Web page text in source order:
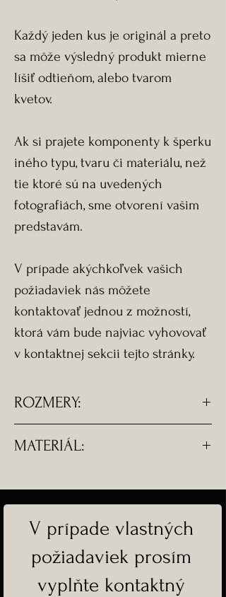
Každý jeden kus je originál a preto
sa môže výsledný produkt mierne
líšiť odtieňom, alebo tvarom
kvetov.
Ak si prajete komponenty k šperku
iného typu, tvaru či materiálu, než
tie ktoré sú na uvedených
fotografiách, sme otvorení vašim
predstavám.
V prípade akýchkoľvek vašich
požiadaviek nás môžete
kontaktovať jednou z možností,
ktorá vám bude najviac vyhovovať
v kontaktnej sekcii tejto stránky.
ROZMERY:
-Rozmery náušnice - Ø 1,5 cm
-Dĺžka náušnice s komponentom -
MATERIÁL:
-Doprava ZADARMO
V prípade vlastných
požiadaviek prosím
vyplňte kontaktný